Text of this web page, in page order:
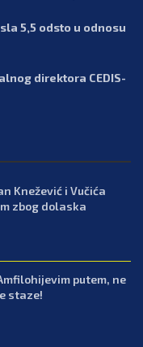
5,5 odsto u odnosu
direktora CEDIS-
Knežević i Vučića
zbog dolaska
putem, ne
staze!